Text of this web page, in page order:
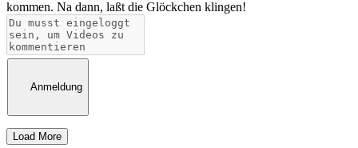
kommen. Na dann, laßt die Glöckchen klingen!
Anmeldung
Load More